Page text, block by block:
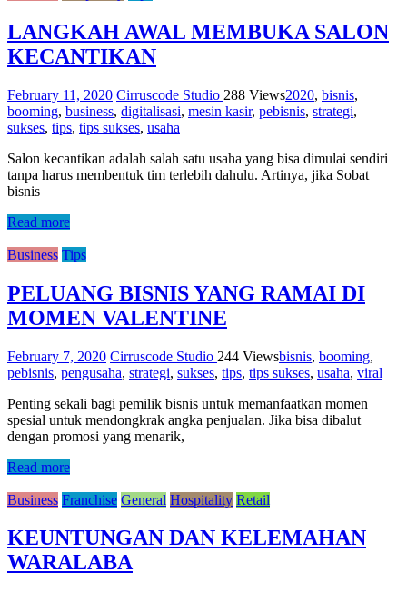
LANGKAH AWAL MEMBUKA SALON
KECANTIKAN
February 11, 2020 Cirruscode Studio 288 Views2020, bisnis,
booming, business, digitalisasi, mesin kasir, pebisnis, strategi,
sukses, tips, tips sukses, usaha
Salon kecantikan adalah salah satu usaha yang bisa dimulai sendiri
tanpa harus membentuk tim terlebih dahulu. Artinya, jika Sobat
bisnis
Read more
Business Tips
PELUANG BISNIS YANG RAMAI DI
MOMEN VALENTINE
February 7, 2020 Cirruscode Studio 244 Viewsbisnis, booming,
pebisnis, pengusaha, strategi, sukses, tips, tips sukses, usaha, viral
Penting sekali bagi pemilik bisnis untuk memanfaatkan momen
spesial untuk mendongkrak angka penjualan. Jika bisa dibalut
dengan promosi yang menarik,
Read more
Business Franchise General Hospitality Retail
KEUNTUNGAN DAN KELEMAHAN
WARALABA